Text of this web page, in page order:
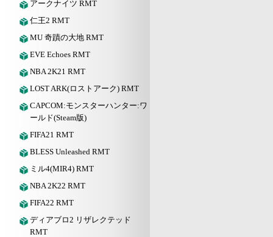
アークナイツ RMT
仁王2 RMT
MU 奇蹟の大地 RMT
EVE Echoes RMT
NBA 2K21 RMT
LOST ARK(ロストアーク) RMT
CAPCOM:モンスターハンター:ワ
ールド(Steam版)
FIFA21 RMT
BLESS Unleashed RMT
ミル4(MIR4) RMT
NBA 2K22 RMT
FIFA22 RMT
ディアブロ2 リザレクテッド
RMT